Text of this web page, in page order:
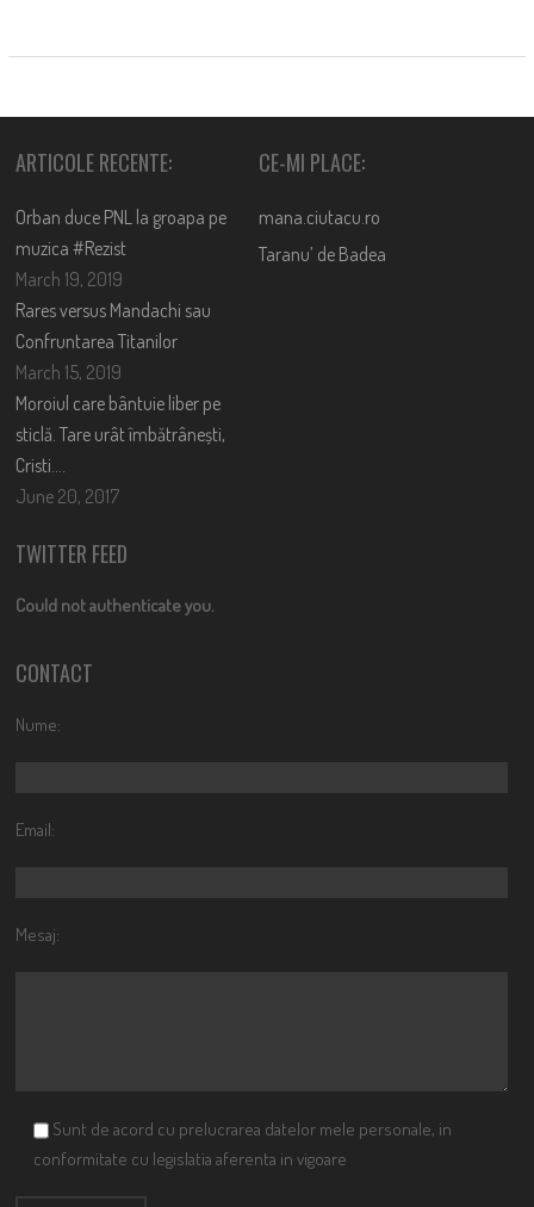
ARTICOLE RECENTE:
Orban duce PNL la groapa pe
muzica #Rezist
March 19, 2019
Rares versus Mandachi sau
Confruntarea Titanilor
March 15, 2019
Moroiul care bântuie liber pe
sticlă. Tare urât îmbătrânești,
Cristi….
June 20, 2017
CE-MI PLACE:
mana.ciutacu.ro
Taranu’ de Badea
TWITTER FEED
Could not authenticate you.
CONTACT
Nume:
Email:
Mesaj:
Sunt de acord cu prelucrarea datelor mele personale, in
conformitate cu legislatia aferenta in vigoare